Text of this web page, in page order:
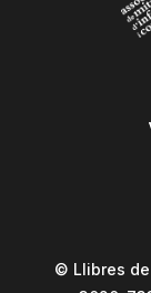
© Llibres de